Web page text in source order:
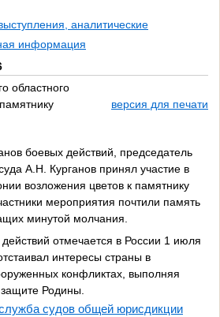
аналитические
информация
областного
версия для печати
боевых действий, председатель
А.Н. Курганов принял участие в
возложения цветов к памятнику
мероприятия почтили память
минутой молчания.
отмечается в России 1 июля
интересы страны в
конфликтах, выполняя
Родины.
судов общей юрисдикции